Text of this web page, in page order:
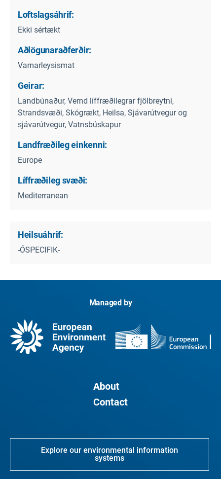
Loftslagsáhrif:
Ekki sértækt
Aðlögunaraðferðir:
Varnarleysismat
Geirar:
Landbúnaður, Vernd líffræðilegrar fjölbreytni,
Strandsvæði, Skógrækt, Heilsa, Sjávarútvegur og
sjávarútvegur, Vatnsbúskapur
Landfræðileg einkenni:
Europe
Líffræðileg svæði:
Mediterranean
Heilsuáhrif:
-ÓSPECIFIK-
Managed by
About
Contact
Explore our environmental information
systems